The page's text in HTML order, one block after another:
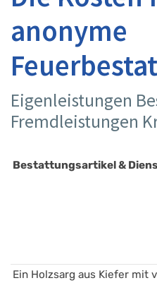
anonyme
Eigenleistungen
Fremdleistungen
Bestattungsartikel &
Ein Holzsarg aus Kiefer mit